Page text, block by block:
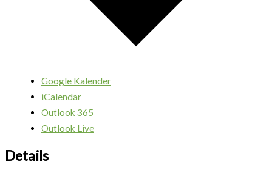
Google Kalender
iCalendar
Outlook 365
Outlook Live
Details